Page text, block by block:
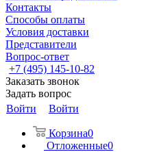
Контакты
Способы оплаты
Условия доставки
Представители
Вопрос-ответ
+7 (495) 145-10-82
Заказать звонок
Задать вопрос
Войти
Войти
Корзина0
Отложенные0